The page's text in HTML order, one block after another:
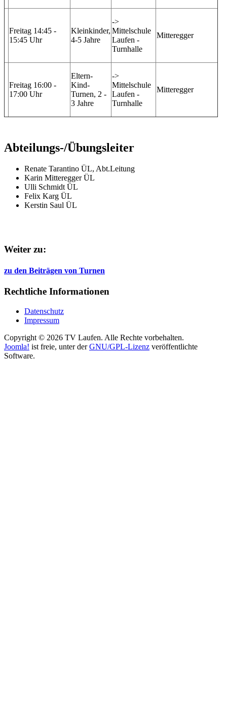
Freitag 14:45 -
15:45 Uhr
Kleinkinder,
4-5 Jahre
->
Mittelschule
Laufen -
Turnhalle
Mitteregger
Freitag 16:00 -
17:00 Uhr
Eltern-
Kind-
Turnen, 2 -
3 Jahre
->
Mittelschule
Laufen -
Turnhalle
Mitteregger
Abteilungs-/Übungsleiter
Renate Tarantino ÜL, Abt.Leitung
Karin Mitteregger ÜL
Ulli Schmidt ÜL
Felix Karg ÜL
Kerstin Saul ÜL
Weiter zu:
zu den Beiträgen von Turnen
Rechtliche Informationen
Datenschutz
Impressum
Copyright © 2026 TV Laufen. Alle Rechte vorbehalten.
Joomla! ist freie, unter derGNU/GPL-Lizenz veröffentlichte
Software.